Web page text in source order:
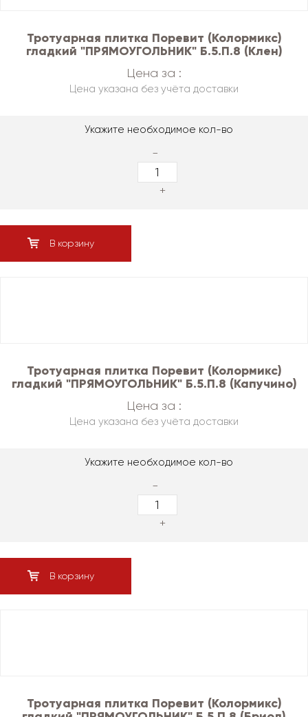
Тротуарная плитка Поревит (Колормикс)
гладкий "ПРЯМОУГОЛЬНИК" Б.5.П.8 (Клен)
Цена за :
Цена указана без учёта доставки
Укажите необходимое кол-во
-
+
В корзину
Тротуарная плитка Поревит (Колормикс)
гладкий "ПРЯМОУГОЛЬНИК" Б.5.П.8 (Капучино)
Цена за :
Цена указана без учёта доставки
Укажите необходимое кол-во
-
+
В корзину
Тротуарная плитка Поревит (Колормикс)